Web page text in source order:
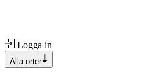
Logga in
Alla orter